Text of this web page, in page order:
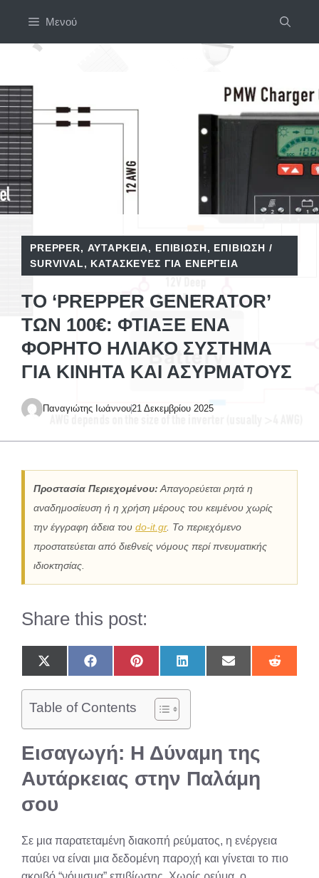
περιεχόμενο
Μενού
PREPPER, ΑΥΤΆΡΚΕΙΑ, ΕΠΙΒΙΩΣΗ, ΕΠΙΒΊΩΣΗ /
SURVIVAL, ΚΑΤΑΣΚΕΥΈΣ ΓΙΑ ΕΝΈΡΓΕΙΑ
ΤΟ ‘PREPPER GENERATOR’
ΤΩΝ 100€: ΦΤΙΆΞΕ ΈΝΑ
ΦΟΡΗΤΌ ΗΛΙΑΚΌ ΣΎΣΤΗΜΑ
ΓΙΑ ΚΙΝΗΤΆ ΚΑΙ ΑΣΥΡΜΆΤΟΥΣ
Παναγιώτης Ιωάννου21 Δεκεμβρίου 2025
Προστασία Περιεχομένου: Απαγορεύεται ρητά η
αναδημοσίευση ή η χρήση μέρους του κειμένου χωρίς
την έγγραφη άδεια του do-it.gr. Το περιεχόμενο
προστατεύεται από διεθνείς νόμους περί πνευματικής
ιδιοκτησίας.
Share this post:
Share
on
X
(Twitter)
Share
on
Facebook
Share
on
Pinterest
Share
on
LinkedIn
Share
on
Share
on
Table of Contents
Εισαγωγή: Η Δύναμη της
Αυτάρκειας στην Παλάμη
σου
Σε μια παρατεταμένη διακοπή ρεύματος, η ενέργεια
παύει να είναι μια δεδομένη παροχή και γίνεται το πιο